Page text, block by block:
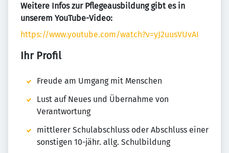
Weitere Infos zur Pflegeausbildung gibt es in
unserem YouTube-Video:
https://www.youtube.com/watch?v=yJ2uusVUvAI
Ihr Profil
Freude am Umgang mit Menschen
Lust auf Neues und Übernahme von
Verantwortung
mittlerer Schulabschluss oder Abschluss einer
sonstigen 10-jähr. allg. Schulbildung